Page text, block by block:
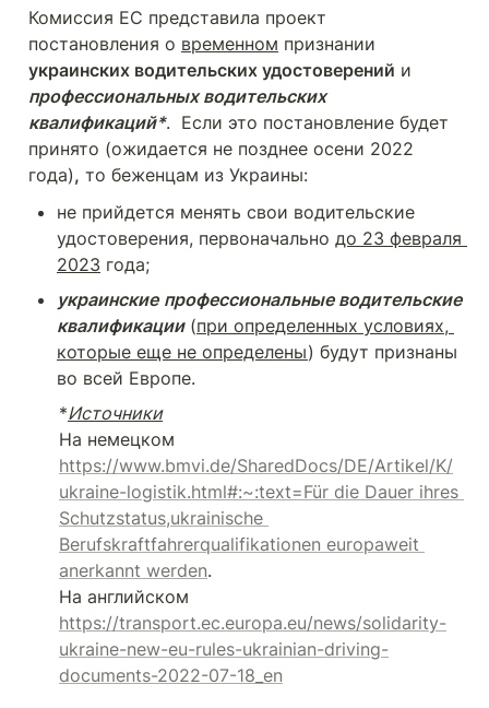
Комиссия ЕС представила проект
постановления о временном
украинских водительских удостоверений
профессиональных водительских
квалификаций*.  Если это постановление будет
принято (ожидается не позднее осени 2022
года), то беженцам из Украины:
не прийдется менять свои водительские
удостоверения, первоначально до 23 февраля
2023 года;
украинские профессиональные водительские
квалификации (при определенных условиях,
которые еще не определены) будут признаны
*Источники
https://www.bmvi.de/SharedDocs/DE/Artikel/K/
ukraine-logistik.html#:~:text=Für die Dauer ihres
Schutzstatus,ukrainische
Berufskraftfahrerqualifikationen europaweit
anerkannt werden.
https://transport.ec.europa.eu/news/solidarity-
ukraine-new-eu-rules-ukrainian-driving-
documents-2022-07-18_en